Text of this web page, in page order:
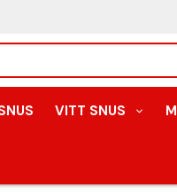
VITT SNUS